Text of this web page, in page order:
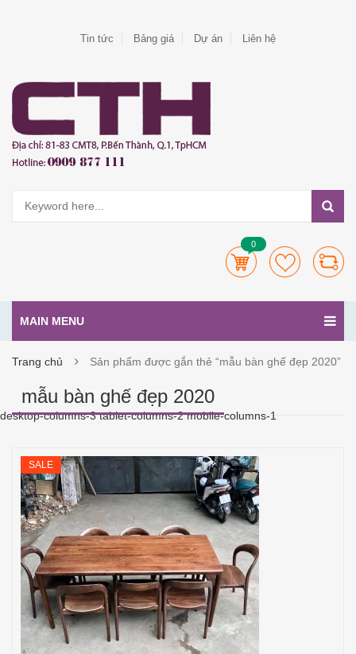
Tin tức Bảng giá Dự án Liên hệ
0
MAIN MENU
Trang chủ Sản phẩm được gắn thẻ “mẫu bàn ghế đẹp 2020”
mẫu bàn ghế đẹp 2020
desktop-columns-3 tablet-columns-2 mobile-columns-1
SALE